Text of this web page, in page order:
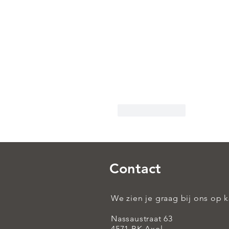
Contact
We zien je graag bij ons op
Nassaustraat 63